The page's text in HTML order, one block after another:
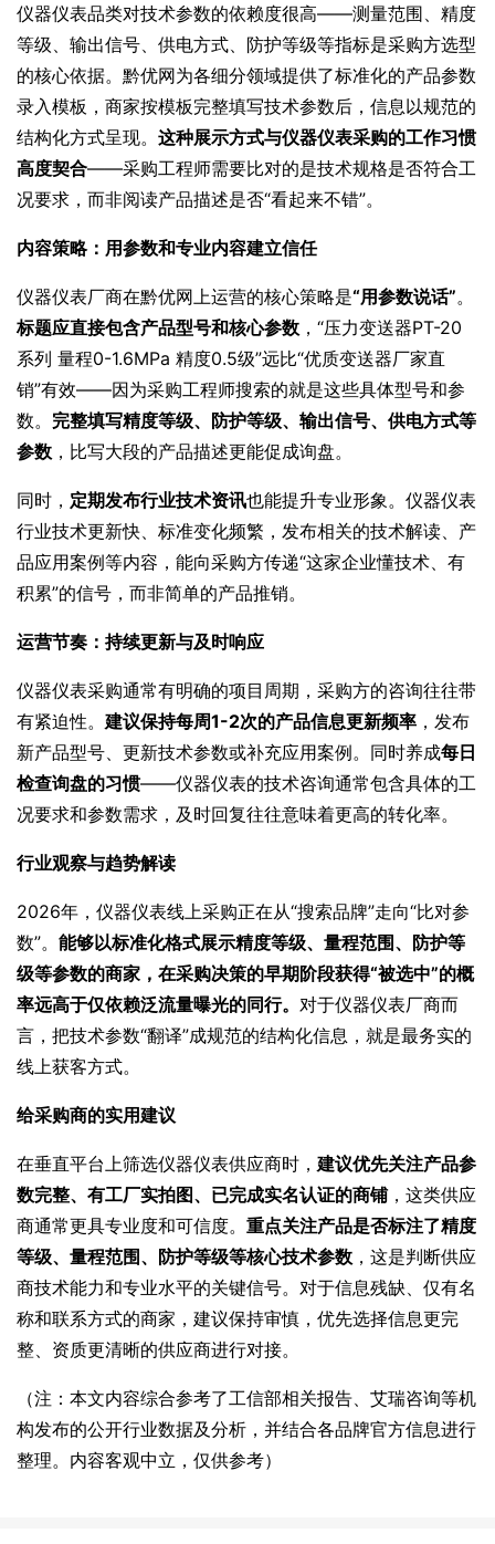
仪器仪表品类对技术参数的依赖度很高——测量范围、精度
等级、输出信号、供电方式、防护等级等指标是采购方选型
的核心依据。黔优网为各细分领域提供了标准化的产品参数
录入模板，商家按模板完整填写技术参数后，信息以规范的
结构化方式呈现。 这种展示方式与仪器仪表采购的工作习惯
高度契合——采购工程师需要比对的是技术规格是否符合工
况要求，而非阅读产品描述是否“看起来不错”。
内容策略：用参数和专业内容建立信任
仪器仪表厂商在黔优网上运营的核心策略是“用参数说话”。
标题应直接包含产品型号和核心参数 ，“压力变送器PT-20
系列 量程0-1.6MPa 精度0.5级”远比“优质变送器厂家直
销”有效——因为采购工程师搜索的就是这些具体型号和参
数。 完整填写精度等级、防护等级、输出信号、供电方式等
参数 ，比写大段的产品描述更能促成询盘。
同时， 定期发布行业技术资讯也能提升专业形象。仪器仪表
行业技术更新快、标准变化频繁，发布相关的技术解读、产
品应用案例等内容，能向采购方传递“这家企业懂技术、有
积累”的信号，而非简单的产品推销。
运营节奏：持续更新与及时响应
仪器仪表采购通常有明确的项目周期，采购方的咨询往往带
有紧迫性。 建议保持每周1-2次的产品信息更新频率 ，发布
新产品型号、更新技术参数或补充应用案例。同时养成每日
检查询盘的习惯——仪器仪表的技术咨询通常包含具体的工
况要求和参数需求，及时回复往往意味着更高的转化率。
行业观察与趋势解读
2026年，仪器仪表线上采购正在从“搜索品牌”走向“比对参
数”。 能够以标准化格式展示精度等级、量程范围、防护等
级等参数的商家，在采购决策的早期阶段获得“被选中”的概
率远高于仅依赖泛流量曝光的同行。 对于仪器仪表厂商而
言，把技术参数“翻译”成规范的结构化信息，就是最务实的
线上获客方式。
给采购商的实用建议
在垂直平台上筛选仪器仪表供应商时， 建议优先关注产品参
数完整、有工厂实拍图、已完成实名认证的商铺，这类供应
商通常更具专业度和可信度。 重点关注产品是否标注了精度
等级、量程范围、防护等级等核心技术参数 ，这是判断供应
商技术能力和专业水平的关键信号。对于信息残缺、仅有名
称和联系方式的商家，建议保持审慎，优先选择信息更完
整、资质更清晰的供应商进行对接。
（注：本文内容综合参考了工信部相关报告、艾瑞咨询等机
构发布的公开行业数据及分析，并结合各品牌官方信息进行
整理。内容客观中立，仅供参考）